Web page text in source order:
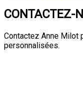
CONTACTEZ-
Contactez Anne Milot
personnalisées.